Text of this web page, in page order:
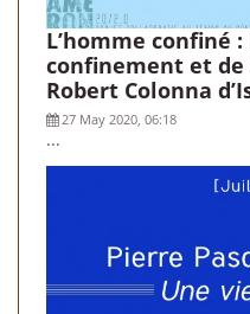
L’homme confiné
confinement et de
Robert Colonna
27 May 2020, 06:18
...